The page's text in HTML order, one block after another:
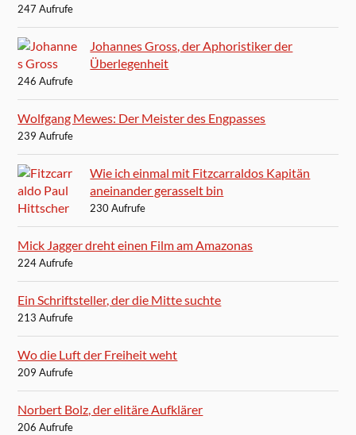
247 Aufrufe
Johannes Gross, der Aphoristiker der
Überlegenheit
246 Aufrufe
Wolfgang Mewes: Der Meister des Engpasses
239 Aufrufe
Wie ich einmal mit Fitzcarraldos Kapitän
aneinander gerasselt bin
230 Aufrufe
Mick Jagger dreht einen Film am Amazonas
224 Aufrufe
Ein Schriftsteller, der die Mitte suchte
213 Aufrufe
Wo die Luft der Freiheit weht
209 Aufrufe
Norbert Bolz, der elitäre Aufklärer
206 Aufrufe